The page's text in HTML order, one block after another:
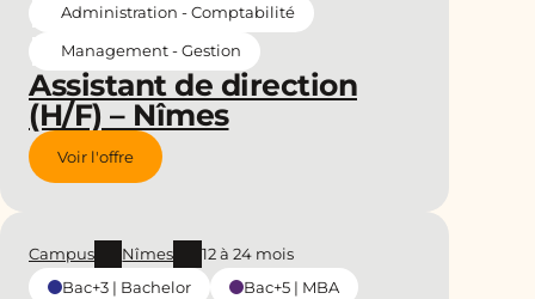
Assistant de direction
(H/F) – Nîmes
Administration - Comptabilité
Management - Gestion
Voir l'offre
Campus Nîmes
12 à 24 mois
Bac+3 | Bachelor
Bac+5 | MBA